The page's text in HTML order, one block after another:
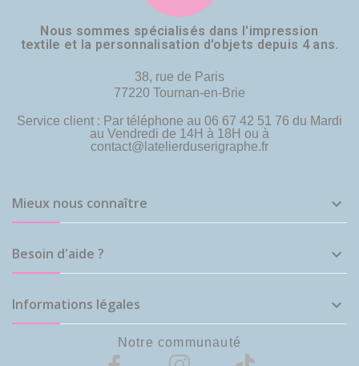
Nous sommes spécialisés dans l'impression
textile et la personnalisation d'objets depuis 4 ans.
38, rue de Paris
77220 Tournan-en-Brie
Service client : Par téléphone au 06 67 42 51 76 du Mardi
au Vendredi de 14H à 18H ou à
contact@latelierduserigraphe.fr
Mieux nous connaître 
Besoin d'aide ? 
Informations légales 
Notre communauté